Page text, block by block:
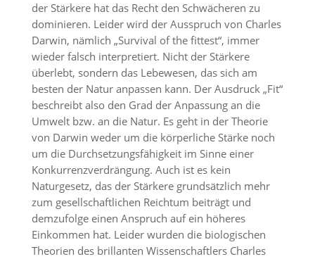
der Stärkere hat das Recht den Schwächeren zu
dominieren. Leider wird der Ausspruch von Charles
Darwin, nämlich „Survival of the fittest“, immer
wieder falsch interpretiert. Nicht der Stärkere
überlebt, sondern das Lebewesen, das sich am
besten der Natur anpassen kann. Der Ausdruck „Fit“
beschreibt also den Grad der Anpassung an die
Umwelt bzw. an die Natur. Es geht in der Theorie
von Darwin weder um die körperliche Stärke noch
um die Durchsetzungsfähigkeit im Sinne einer
Konkurrenzverdrängung. Auch ist es kein
Naturgesetz, das der Stärkere grundsätzlich mehr
zum gesellschaftlichen Reichtum beiträgt und
demzufolge einen Anspruch auf ein höheres
Einkommen hat. Leider wurden die biologischen
Theorien des brillanten Wissenschaftlers Charles